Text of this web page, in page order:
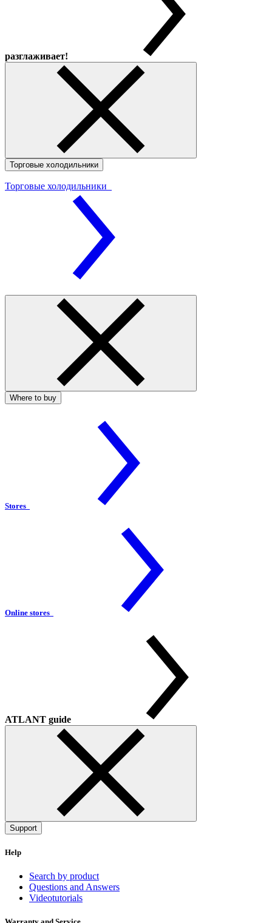
разглаживает!
Торговые холодильники
Торговые холодильники
Where to buy
Stores
Online stores
ATLANT guide
Support
Help
Search by product
Questions and Answers
Videotutorials